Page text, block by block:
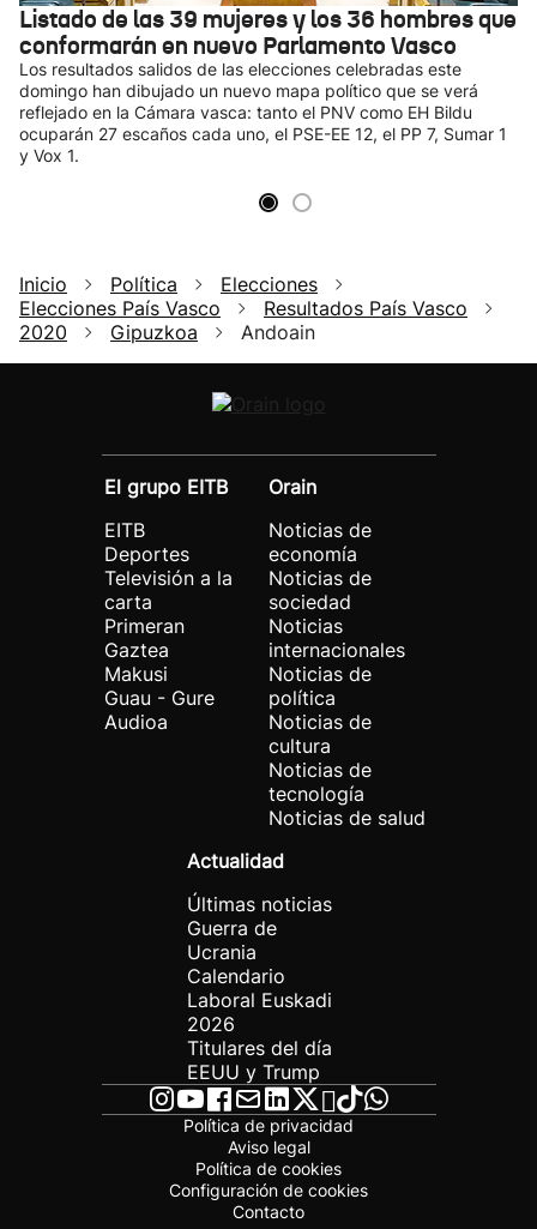
Listado de las 39 mujeres y los 36 hombres que
conformarán en nuevo Parlamento Vasco
Los resultados salidos de las elecciones celebradas este
domingo han dibujado un nuevo mapa político que se verá
reflejado en la Cámara vasca: tanto el PNV como EH Bildu
ocuparán 27 escaños cada uno, el PSE-EE 12, el PP 7, Sumar 1
y Vox 1.
Inicio Política
Elecciones
Elecciones País Vasco
Resultados País Vasco
2020
Gipuzkoa Andoain
El grupo EITB
EITB
Deportes
Televisión a la
carta
Primeran
Gaztea
Makusi
Guau - Gure
Audioa
Orain
Noticias de
economía
Noticias de
sociedad
Noticias
internacionales
Noticias de
política
Noticias de
cultura
Noticias de
tecnología
Noticias de salud
Actualidad
Últimas noticias
Guerra de
Ucrania
Calendario
Laboral Euskadi
2026
Titulares del día
EEUU y Trump
Política de privacidad
Aviso legal
Política de cookies
Configuración de cookies
Contacto